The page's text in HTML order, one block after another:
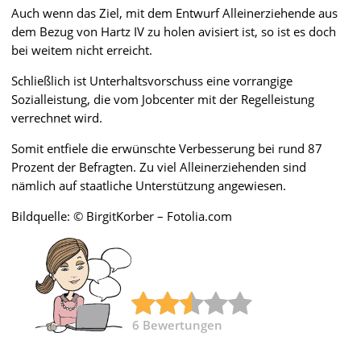
Auch wenn das Ziel, mit dem Entwurf Alleinerziehende aus
dem Bezug von Hartz IV zu holen avisiert ist, so ist es doch
bei weitem nicht erreicht.
Schließlich ist Unterhaltsvorschuss eine vorrangige
Sozialleistung, die vom Jobcenter mit der Regelleistung
verrechnet wird.
Somit entfiele die erwünschte Verbesserung bei rund 87
Prozent der Befragten. Zu viel Alleinerziehenden sind
nämlich auf staatliche Unterstützung angewiesen.
Bildquelle: © BirgitKorber – Fotolia.com
6 Bewertungen